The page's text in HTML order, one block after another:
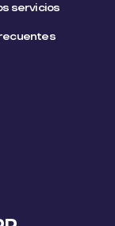
servicios